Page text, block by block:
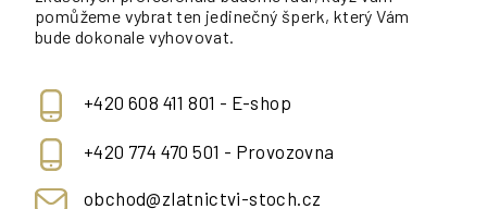
pomůžeme vybrat ten jedinečný šperk, který Vám
bude dokonale vyhovovat.
+420 608 411 801 - E-shop
+420 774 470 501 - Provozovna
obchod@zlatnictvi-stoch.cz